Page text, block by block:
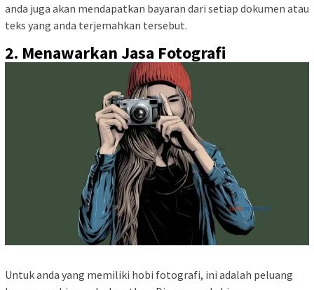
anda juga akan mendapatkan bayaran dari setiap dokumen atau
teks yang anda terjemahkan tersebut.
2. Menawarkan Jasa Fotografi
Untuk anda yang memiliki hobi fotografi, ini adalah peluang